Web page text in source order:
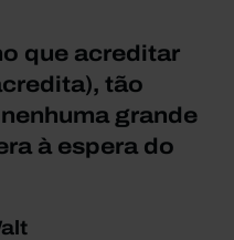
que acreditar
tão
grande
à espera do